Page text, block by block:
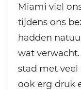
Miami viel
tijdens ons
hadden
wat
stad met
ook erg druk